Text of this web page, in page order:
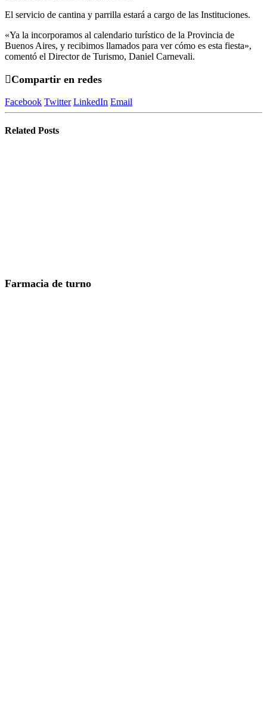
El servicio de cantina y parrilla estará a cargo de las Instituciones.
«Ya la incorporamos al calendario turístico de la Provincia de
Buenos Aires, y recibimos llamados para ver cómo es esta fiesta»,
comentó el Director de Turismo, Daniel Carnevali.
Compartir en redes
Facebook Twitter LinkedIn Email
Related Posts
Farmacia de turno